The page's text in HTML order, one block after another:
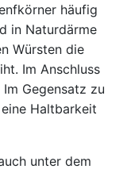
häufig
in Naturdärme
Würsten die
Im Anschluss
Gegensatz zu
Haltbarkeit
unter dem